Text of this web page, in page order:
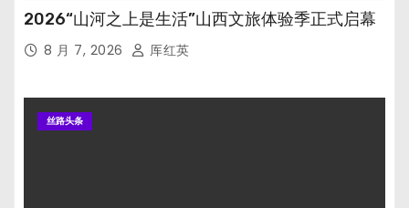
2026“山河之上是生活”山西文旅体验季正式启幕
8 月 7, 2026 厍红英
丝路头条